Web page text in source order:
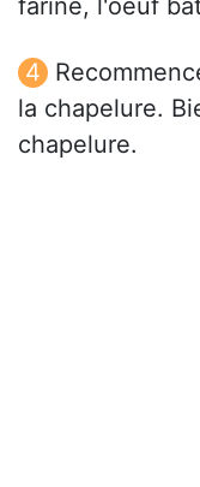
farine, l'oeuf
la chapelure.
chapelure.